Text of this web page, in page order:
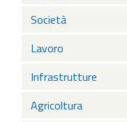
Società
Lavoro
Infrastrutture
Agricoltura